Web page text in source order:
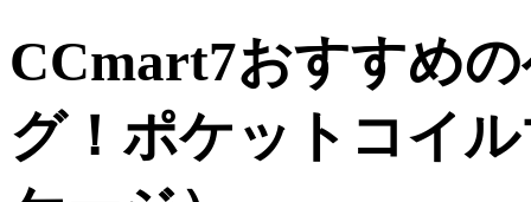
CCmart7おすすめ
グ！ポケットコイ